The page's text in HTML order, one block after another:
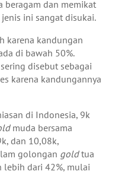
beragam dan memikat
ini sangat disukai.
karena kandungan
di bawah 50%.
disebut sebagai
karena kandungannya
di Indonesia, 9k
muda bersama
dan 10,08k,
golongan goldtua
dari 42%, mulai